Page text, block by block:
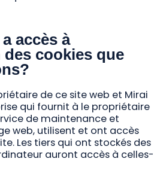
accès à
des cookies que
de ce site web et Mirai
qui fournit à le propriétaire
de maintenance et
web, utilisent et ont accès
Les tiers qui ont stockés des
auront accès à celles-